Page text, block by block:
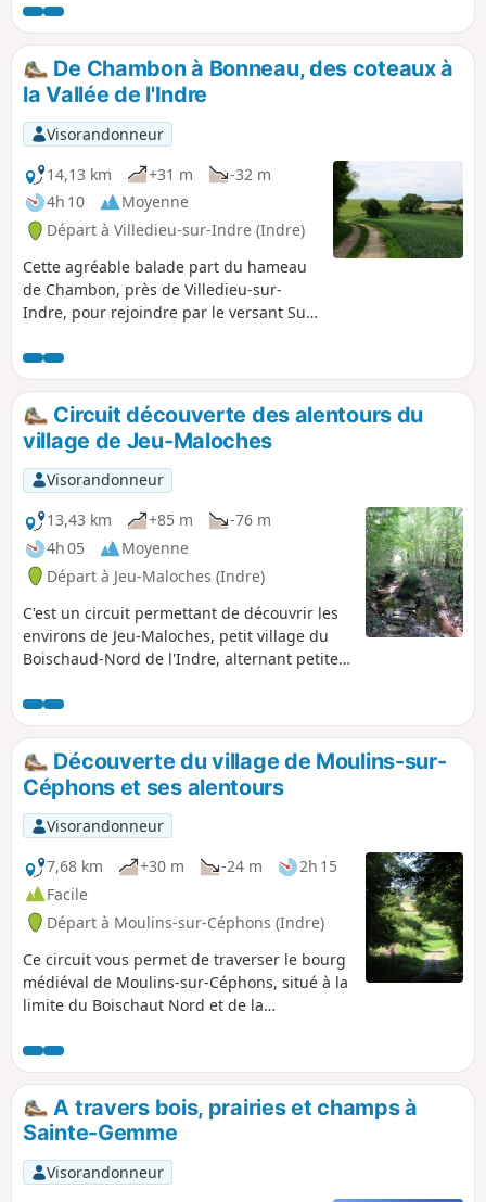
De Chambon à Bonneau, des coteaux à
la Vallée de l'Indre
Visorandonneur
14,13 km
+31 m
-32 m
4h 10
Moyenne
Départ à Villedieu-sur-Indre (Indre)
Cette agréable balade part du hameau
de Chambon, près de Villedieu-sur-
Indre, pour rejoindre par le versant Sud
Bonneau et revenir par le versant Nord,
avec de beaux points de vue.
Circuit découverte des alentours du
village de Jeu-Maloches
Visorandonneur
13,43 km
+85 m
-76 m
4h 05
Moyenne
Départ à Jeu-Maloches (Indre)
C'est un circuit permettant de découvrir les
environs de Jeu-Maloches, petit village du
Boischaud-Nord de l'Indre, alternant petites
vue intéressants.
Découverte du village de Moulins-sur-
Céphons et ses alentours
Visorandonneur
7,68 km
+30 m -24 m
2h 15
Facile
Départ à Moulins-sur-Céphons (Indre)
Ce circuit vous permet de traverser le bourg
médiéval de Moulins-sur-Céphons, situé à la
limite du Boischaut Nord et de la
ses environs.
A travers bois, prairies et champs à
Sainte-Gemme
Visorandonneur